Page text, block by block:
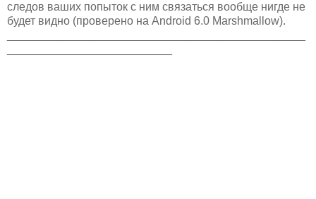
следов ваших попыток с ним связаться вообще нигде не
будет видно (проверено на Android 6.0 Marshmallow).